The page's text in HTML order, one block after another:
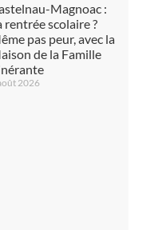
Magnoac :
rentrée scolaire ?
pas peur, avec la
de la Famille
2026